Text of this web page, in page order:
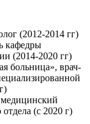
(2012-2014 гг)
кафедры
(2014-2020 гг)
больница», врач-
(с 2020 г)